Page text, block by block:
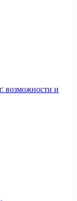
возможности и